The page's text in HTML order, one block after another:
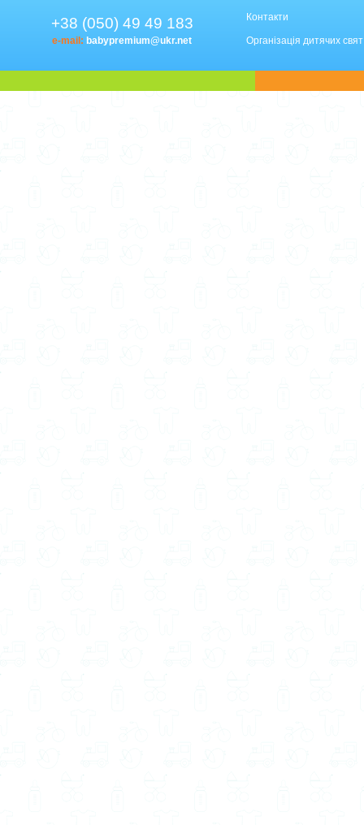
+38 (050) 49 49 183
e-mail: babypremium@ukr.net
Контакти
Організація дитячих свят